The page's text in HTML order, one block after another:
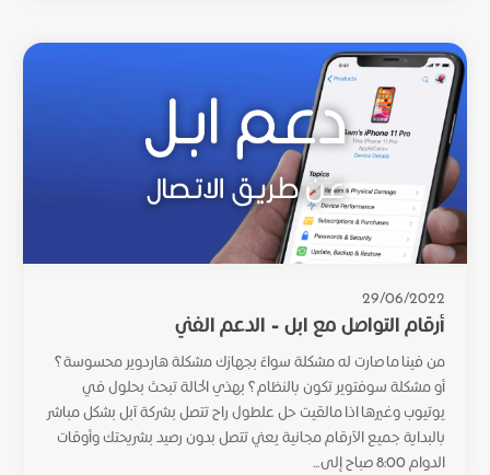
29/06/2022
أرقام التواصل مع ابل – الدعم الفني
من فينا ما صارت له مشكلة سواءً بجهازك مشكلة هاردوير محسوسة؟
أو مشكلة سوفتوير تكون بالنظام؟ بهذي الحالة تبحث بحلول في
يوتيوب وغيرها اذا مالقيت حل علطول راح تتصل بشركة آبل بشكل مباشر
بالبداية جميع الآرقام مجانية يعني تتصل بدون رصيد بشريحتك وأوقات
الدوام 8:00 صباح إلى...